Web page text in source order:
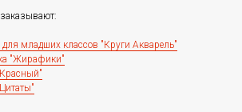
младших классов "Круги Акварель"
"Жирафики"